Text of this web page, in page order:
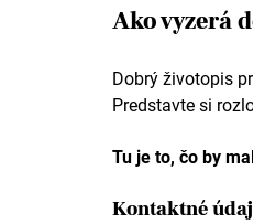
Ako vyzerá
Dobrý životopis
Predstavte si
Tu je to, čo by
Kontaktné